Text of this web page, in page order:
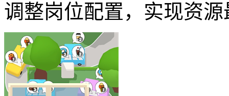
调整岗位配置，实现资